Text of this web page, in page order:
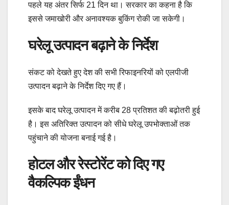
पहले यह अंतर सिर्फ 21 दिन था। सरकार का कहना है कि
इससे जमाखोरी और अनावश्यक बुकिंग रोकी जा सकेगी।
घरेलू उत्पादन बढ़ाने के निर्देश
संकट को देखते हुए देश की सभी रिफाइनरियों को एलपीजी
उत्पादन बढ़ाने के निर्देश दिए गए हैं।
इसके बाद घरेलू उत्पादन में करीब 28 प्रतिशत की बढ़ोतरी हुई
है। इस अतिरिक्त उत्पादन को सीधे घरेलू उपभोक्ताओं तक
पहुंचाने की योजना बनाई गई है।
होटल और रेस्टोरेंट को दिए गए
वैकल्पिक ईंधन